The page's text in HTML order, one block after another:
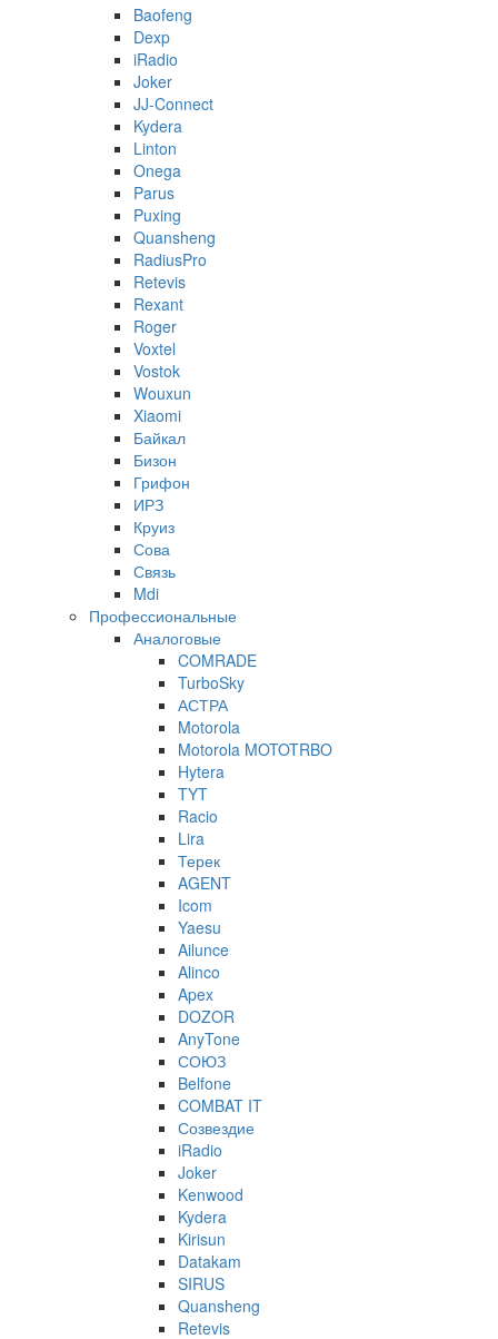
Baofeng
Dexp
iRadio
Joker
JJ-Connect
Kydera
Linton
Onega
Parus
Puxing
Quansheng
RadiusPro
Retevis
Rexant
Roger
Voxtel
Vostok
Wouxun
Xiaomi
Байкал
Бизон
Грифон
ИРЗ
Круиз
Сова
Связь
Mdi
Профессиональные
Аналоговые
COMRADE
TurboSky
АСТРА
Motorola
Motorola MOTOTRBO
Hytera
TYT
Racio
Lira
Терек
AGENT
Icom
Yaesu
Ailunce
Alinco
Apex
DOZOR
AnyTone
СОЮЗ
Belfone
COMBAT IT
Созвездие
iRadio
Joker
Kenwood
Kydera
Kirisun
Datakam
SIRUS
Quansheng
Retevis